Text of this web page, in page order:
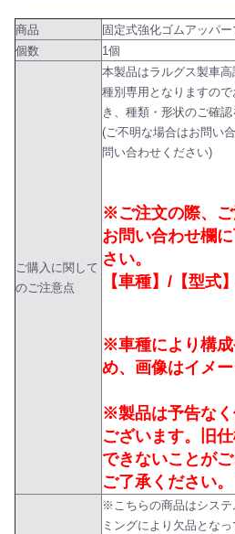
商品
固定式強化ゴムアッパー
個数
1個
ご購入に関して
のご注意点
本製品はラルグス製車
種別専用となりますの
き、種類・形状のご確認
(ご不明な場合はお問い
問い合わせください)
※ご注文の際、
お問い合わせ欄
さい。
【車種】/【型式
※車種により構
め、画像はイメー
※製品は予告な
ございます。旧
できないことが
ご了承ください。
※こちらの商品はシステ
ミングにより欠品とな